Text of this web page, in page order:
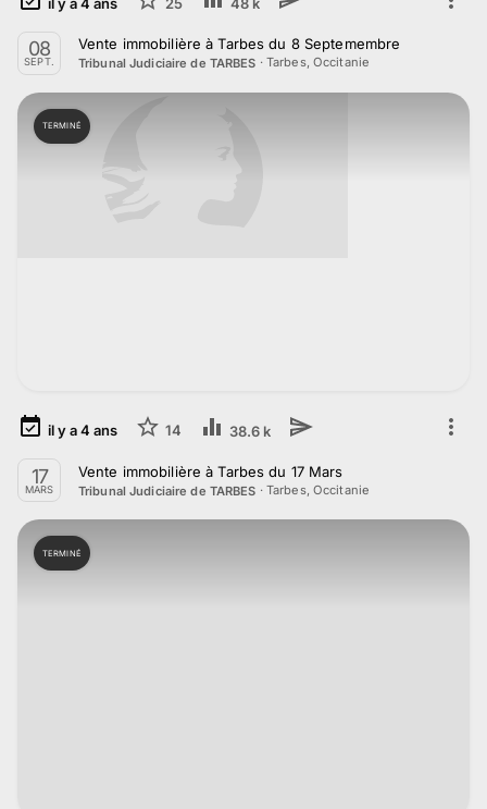
48 k
08
SEPT.
Vente immobilière à Tarbes du 8 Septemembre
Tribunal Judiciaire de TARBES · Tarbes, Occitanie
TERMINÉ
il y a4 ans 14 38.6 k
17
MARS
Vente immobilière à Tarbes du 17 Mars
Tribunal Judiciaire de TARBES · Tarbes, Occitanie
TERMINÉ